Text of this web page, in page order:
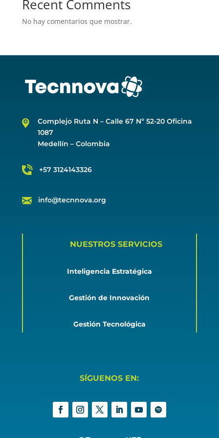
Recent Comments
No hay comentarios que mostrar.
Complejo Ruta N – Calle 67 Nº 52-20 Oficina
1087
Medellín – Colombia
+57 3124143326
info@tecnnova.org
NUESTROS SERVICIOS
Inteligencia Estratégica
Gestión de Innovación
Gestión Tecnológica
SÍGUENOS EN: